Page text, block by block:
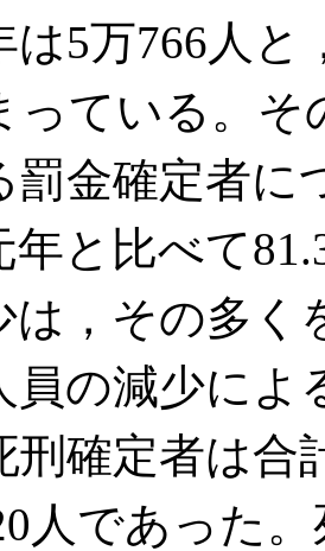
は5万766人
っている。そ
罰金確定者に
年と比べて
は，その多く
員の減少によ
刑確定者は合
人であった